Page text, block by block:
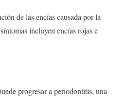
de las encías causada por la
incluyen encías rojas e
progresar a periodontitis, una